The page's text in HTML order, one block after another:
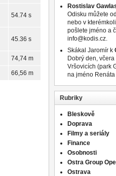
54.74 s
45.36 s
74,74 m
66,56 m
Rostislav
Odisku můžete
nebo v
pošlete jméno a
info@kodis.cz.
Skákal Jaromír k
Dobrý den,
Vršovicích (park
na jméno
Rubriky
Bleskově
Doprava
Filmy a seriály
Finance
Osobnosti
Ostra Group
Ostrava